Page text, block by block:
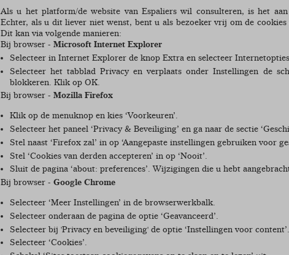
Als u het platform/de website van Espaliers wil consulteren, is het
Echter, als u dit liever niet wenst, bent u als bezoeker vrij om de
Dit kan via volgende manieren:
Bij browser - Microsoft Internet Explorer
Selecteer in Internet Explorer de knop Extra en selecteer Internetopties.
Selecteer het tabblad Privacy en verplaats onder Instellingen de
blokkeren. Klik op OK.
Bij browser - Mozilla Firefox
Klik op de menuknop en kies ‘Voorkeuren’.
Selecteer het paneel ‘Privacy & Beveiliging’ en ga naar de sectie
Stel naast ‘Firefox zal’ in op ‘Aangepaste instellingen gebruiken voor
Stel ‘Cookies van derden accepteren’ in op ‘Nooit’.
Sluit de pagina ‘about: preferences’. Wijzigingen die u hebt
Bij browser - Google Chrome
Selecteer ‘Meer Instellingen’ in de browserwerkbalk.
Selecteer onderaan de pagina de optie ‘Geavanceerd’.
Selecteer bij 'Privacy en beveiliging' de optie ‘Instellingen voor content’.
Selecteer ‘Cookies’.